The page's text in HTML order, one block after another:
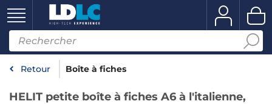
Retour Boîte à fiches
HELIT petite boîte à fiches A6 à l'italienne,